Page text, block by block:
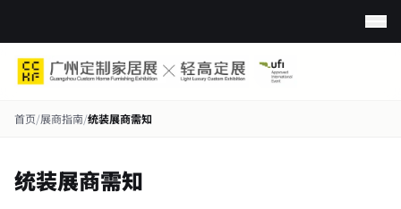
首页/展商指南/统装展商需知
统装展商需知